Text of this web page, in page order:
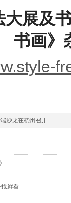
展及
书画》
沙龙在杭州召开
抢鲜看